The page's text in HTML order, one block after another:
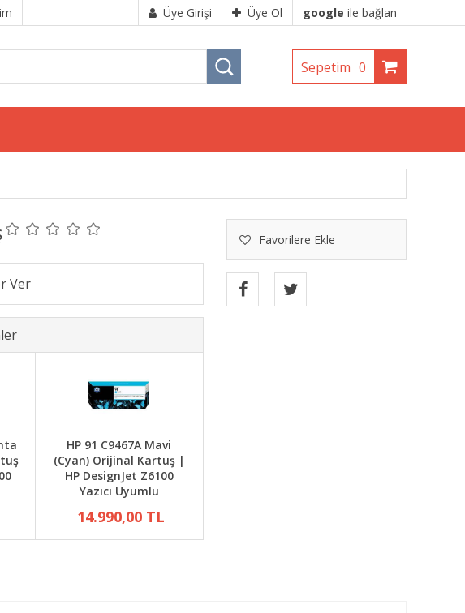
Üye Girişi Üye Ol google ile bağlan
Sepetim 0
Favorilere Ekle
HP 91 C9467A Mavi
(Cyan) Orijinal Kartuş |
HP DesignJet Z6100
Yazıcı Uyumlu
14.990,00 TL